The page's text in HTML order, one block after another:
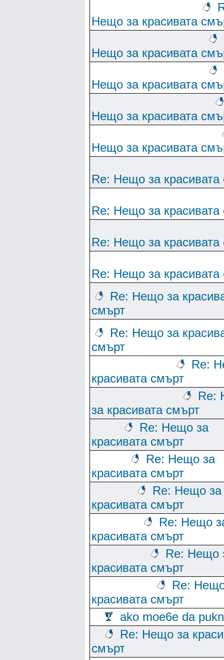
Нещо за красивата
Нещо за красивата
Нещо за красивата
Нещо за красивата
Нещо за красивата
Re: Нещо за красивата
Re: Нещо за красивата
Re: Нещо за красивата
Re: Нещо за красивата
Re: Нещо за
смърт
Re: Нещо за
смърт
Re:
красивата смърт
Re:
за красивата смърт
Re: Нещо за
красивата смърт
Re: Нещо за
красивата смърт
Re: Нещо за
красивата смърт
Re: Нещо
красивата смърт
Re: Нещо
красивата смърт
Re:
красивата смърт
ako moe6e da
Re: Нещо за
смърт